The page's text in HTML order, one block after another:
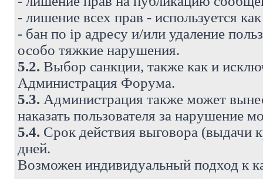
- лишение всех прав - используется
- бан по ip адресу и/или удаление
особо тяжкие нарушения.
5.2. Выбор санкции, также как и
Администрация Форума.
5.3. Администрация также может
наказать пользователя за
5.4. Срок действия выговора (выдачи
дней.
Возможен индивидуальный подход к